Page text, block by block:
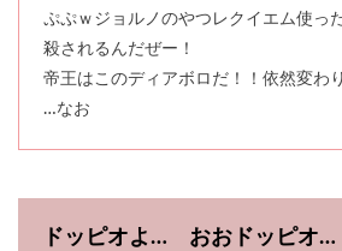
ぷぷｗジョルノのやつレクイエム使っ
殺されるんだぜー！
帝王はこのディアボロだ！！依然変わ
…なお
ドッピオよ… おおドッピオ